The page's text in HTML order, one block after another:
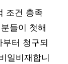
조건 충족
들이 첫해
터 청구되
일비재합니